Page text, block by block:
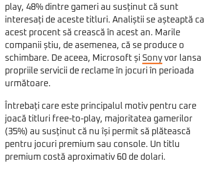
play, 48% dintre gameri au susținut că sunt
interesați de aceste titluri. Analiștii se așteaptă ca
acest procent să crească în acest an. Marile
companii știu, de asemenea, că se produce o
schimbare. De aceea, Microsoft și Sony vor lansa
propriile servicii de reclame în jocuri în perioada
următoare.
Întrebați care este principalul motiv pentru care
joacă titluri free-to-play, majoritatea gamerilor
(35%) au susținut că nu își permit să plătească
pentru jocuri premium sau console. Un titlu
premium costă aproximativ 60 de dolari.